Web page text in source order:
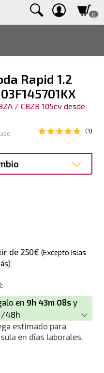
0
Rapid 1.2
/ CBZB 105cv desde
(1)
de 250€ (Excepto Islas
en 9h 43m 08s y
48h
estimado para
en días laborales.